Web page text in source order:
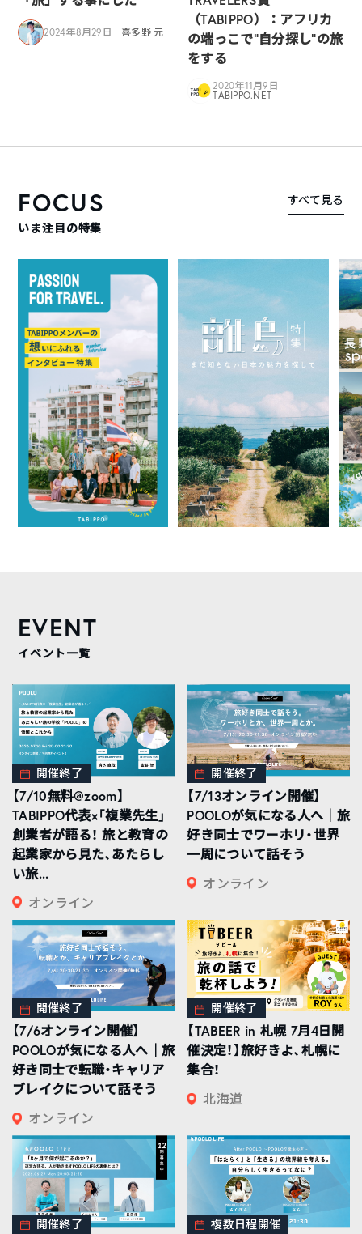
2024年8月29日 喜多野 元
（TABIPPO）：アフリカ
の端っこで”自分探し”の旅
をする
2020年11月9日
TABIPPO.NET
FOCUS
いま注目の特集
すべて見る
EVENT
イベント一覧
開催終了
【7/10無料@zoom】
TABIPPO代表×「複業先生」
創業者が語る！ 旅と教育の
起業家から見た、あたらし
い旅...
オンライン
開催終了
【7/13オンライン開催】
POOLOが気になる人へ｜旅
好き同士でワーホリ・世界
一周について話そう
オンライン
開催終了
【7/6オンライン開催】
POOLOが気になる人へ｜旅
好き同士で転職・キャリア
ブレイクについて話そう
オンライン
開催終了
【TABEER in 札幌 7月4日開
催決定！】旅好きよ、札幌に
集合！
北海道
開催終了 複数日程開催